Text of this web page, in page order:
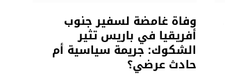
وفاة غامضة لسفير جنوب
أفريقيا في باريس تثير
الشكوك: جريمة سياسية أم
حادث عرضي؟